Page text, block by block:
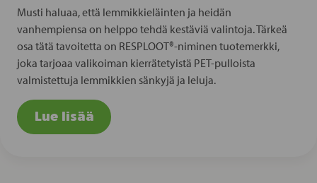
Musti haluaa, että lemmikkieläinten ja heidän
vanhempiensa on helppo tehdä kestäviä valintoja. Tärkeä
osa tätä tavoitetta on RESPLOOT®-niminen tuotemerkki,
joka tarjoaa valikoiman kierrätetyistä PET-pulloista
valmistettuja lemmikkien sänkyjä ja leluja.
Lue lisää